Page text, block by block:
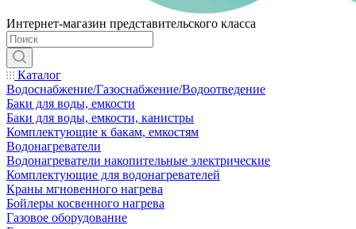
Интернет-магазин представительского класса
Каталог
Водоснабжение/Газоснабжение/Водоотведение
Баки для воды, емкости
Баки для воды, емкости, канистры
Комплектующие к бакам, емкостям
Водонагреватели
Водонагреватели накопительные электрические
Комплектующие для водонагревателей
Краны мгновенного нагрева
Бойлеры косвенного нагрева
Газовое оборудование